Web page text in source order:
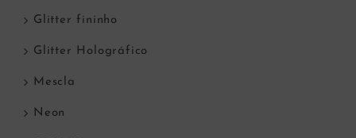
Glitter fininho
Glitter Holográfico
Mescla
Neon